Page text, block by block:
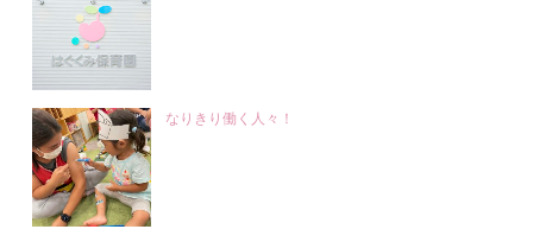
なりきり働く人々！